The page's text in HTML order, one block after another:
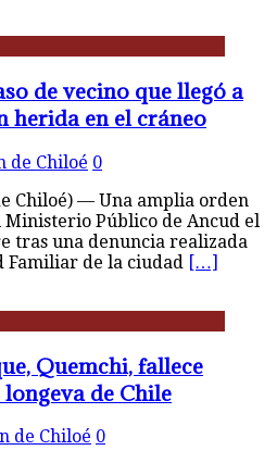
de vecino que llegó a
herida en el cráneo
de Chiloé 0
Chiloé) — Una amplia orden
Público de Ancud el
tras una denuncia realizada
Familiar de la ciudad […]
Quemchi, fallece
de Chile
de Chiloé 0